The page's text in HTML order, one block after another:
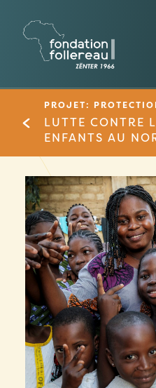
PROJET:
LUTTE CONTRE
ENFANTS AU